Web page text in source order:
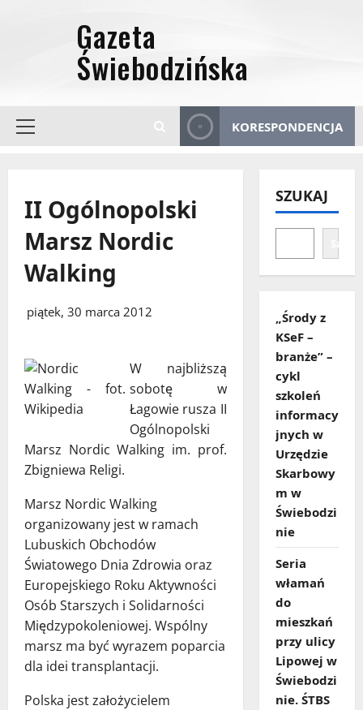
Menu
KORESPONDENCJA
II Ogólnopolski
Marsz Nordic
Walking
piątek, 30 marca 2012
W najbliższą
sobotę w
Łagowie rusza II
Ogólnopolski
Marsz Nordic Walking im. prof.
Zbigniewa Religi.
Marsz Nordic Walking
organizowany jest w ramach
Lubuskich Obchodów
Światowego Dnia Zdrowia oraz
Europejskiego Roku Aktywności
Osób Starszych i Solidarności
Międzypokoleniowej. Wspólny
marsz ma być wyrazem poparcia
dla idei transplantacji.
Polska jest założycielem
SZUKAJ
„Środy z
KSeF –
branże” –
cykl
szkoleń
informacy
jnych w
Urzędzie
Skarbowy
m w
Świebodzi
nie
Seria
włamań
do
mieszkań
przy ulicy
Lipowej w
Świebodzi
nie. ŚTBS